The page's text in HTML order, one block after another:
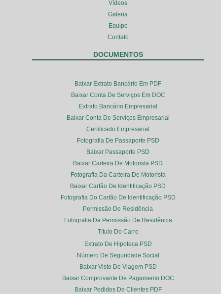
Vídeos
Galeria
Equipe
Contato
DOCUMENTOS
Baixar Extrato Bancário Em PDF
Baixar Conta De Serviços Em DOC
Extrato Bancário Empresarial
Baixar Conta De Serviços Empresarial
Certificado Empresarial
Fotografia De Passaporte PSD
Baixar Passaporte PSD
Baixar Carteira De Motorista PSD
Fotografia Da Carteira De Motorista
Baixar Cartão De Identificação PSD
Fotografia Do Cartão De Identificação PSD
Permissão De Residência
Fotografia Da Permissão De Residência
Título Do Carro
Extrato De Hipoteca PSD
Número De Seguridade Social
Baixar Visto De Viagem PSD
Baixar Comprovante De Pagamento DOC
Baixar Pedidos De Clientes PDF